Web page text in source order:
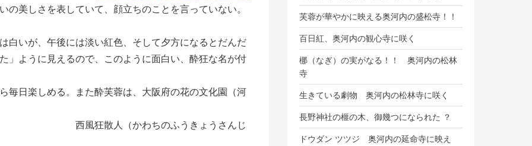
の美しさを表していて、顔立ちのことを言っていない。
白いが、午後には淡い紅色、そして夕方になるとだんだ
」ように見えるので、このように面白い、酔狂な名が付
毎日楽しめる。また酔芙蓉は、大阪府の花の文化園（河
のふうきょうさんじ
芙蓉が華やかに映える奥河内の盛松寺！！
百日紅、奥河内の観心寺に咲く
梛（なぎ）の実がなる！！ 奥河内の松林
寺
生きている劇物 奥河内の松林寺に咲く
長野神社の榧の木、御幾つになられた ？
ドウダン ツツジ 奥河内の延命寺に映え